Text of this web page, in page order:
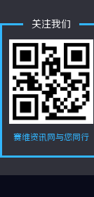
关注我们
赛维资讯网与您同行